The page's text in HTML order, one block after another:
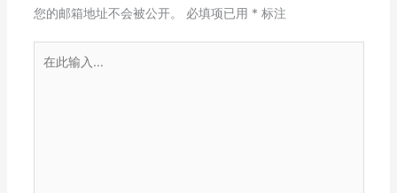
您的邮箱地址不会被公开。 必填项已用 * 标注